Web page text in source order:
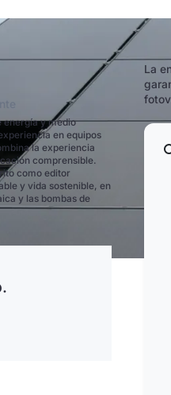
energía y medio
en equipos
la experiencia
comprensible.
como editor
y vida sostenible, en
y las bombas de
La